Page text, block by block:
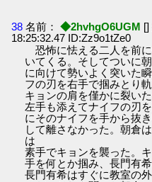
38 名前： ◆2hvhgO6UGM []
18:25:32.47 ID:Zz9o1tZe0
恐怖に怯える二人を前
いてくる。そしてついに
に向けて勢いよく突いた
フの刃を右手で掴みとり
キョンの肩を僅かに裂い
左手も添えてナイフの刃
にそのナイフを手から抜
して離さなかった。朝倉
は
素手でキョンを襲った。
手を何とか掴み、長門有
長門有希はすぐに教室の